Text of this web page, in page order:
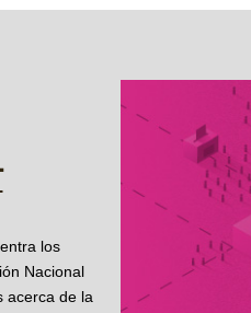
los
Nacional
acerca de la